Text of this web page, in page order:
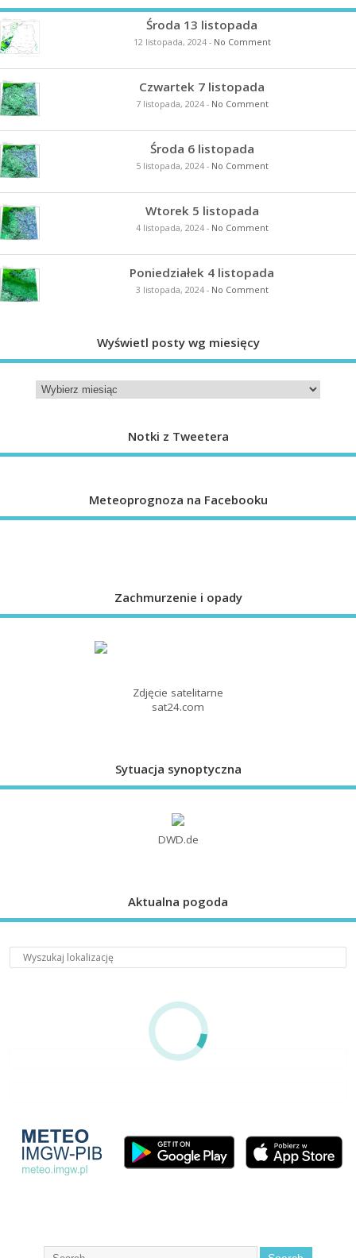
Środa 13 listopada
12 listopada, 2024- No Comment
Czwartek 7 listopada
7 listopada, 2024- No Comment
Środa 6 listopada
5 listopada, 2024- No Comment
Wtorek 5 listopada
4 listopada, 2024- No Comment
Poniedziałek 4 listopada
3 listopada, 2024- No Comment
Wyświetl posty wg miesięcy
Notki z Tweetera
Meteoprognoza na Facebooku
Zachmurzenie i opady
Zdjęcie satelitarne
sat24.com
Sytuacja synoptyczna
DWD.de
Aktualna pogoda